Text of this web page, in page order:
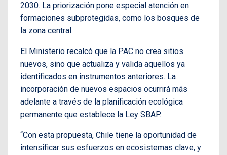
2030. La priorización pone especial atención en
formaciones subprotegidas, como los bosques de
la zona central.
El Ministerio recalcó que la PAC no crea sitios
nuevos, sino que actualiza y valida aquellos ya
identificados en instrumentos anteriores. La
incorporación de nuevos espacios ocurrirá más
adelante a través de la planificación ecológica
permanente que establece la Ley SBAP.
“Con esta propuesta, Chile tiene la oportunidad de
intensificar sus esfuerzos en ecosistemas clave, y